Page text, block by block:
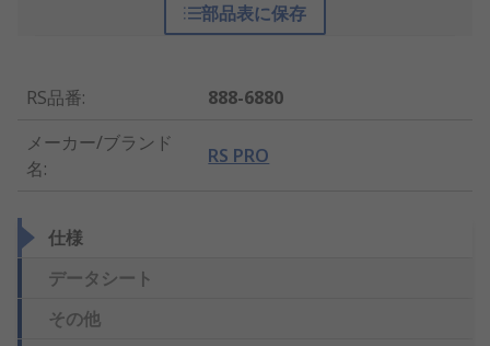
部品表に保存
RS品番:
888-6880
メーカー/ブランド
名:
RS PRO
仕様
データシート
その他